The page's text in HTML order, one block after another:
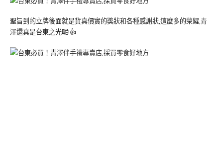
聖旨到的立牌後面就是貨真價實的獎狀和各種感謝狀,這麼多的榮耀,青
澤還真是台東之光呢!👍